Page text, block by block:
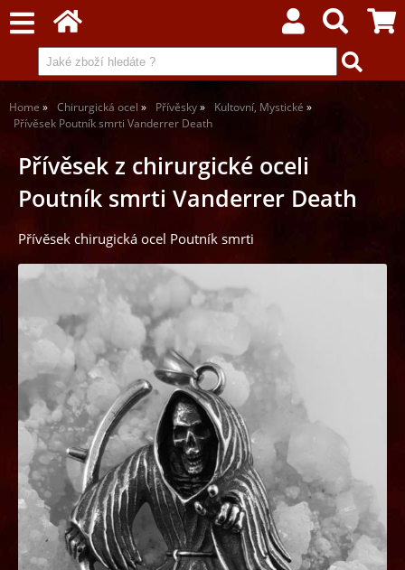
Home Chirurgická ocel Přívěsky
Kultovní, Mystické
Přívěsek Poutník smrti Vanderrer Death
Přívěsek z chirurgické oceli
Poutník smrti Vanderrer Death
Přívěsek chirugická ocel Poutník smrti